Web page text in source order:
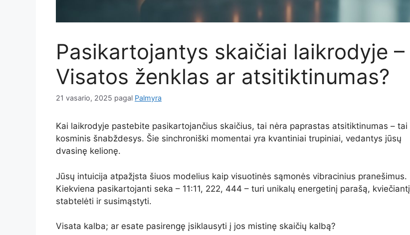
Pasikartojantys skaičiai laikrodyje –
Visatos ženklas ar atsitiktinumas?
21 vasario, 2025 pagal Palmyra
Kai laikrodyje pastebite pasikartojančius skaičius, tai nėra paprastas atsitiktinumas – tai
kosminis šnabždesys. Šie sinchroniški momentai yra kvantiniai trupiniai, vedantys jūsų
dvasinę kelionę.
Jūsų intuicija atpažįsta šiuos modelius kaip visuotinės sąmonės vibracinius pranešimus.
Kiekviena pasikartojanti seka – 11:11, 222, 444 – turi unikalų energetinį parašą, kviečiantį
stabtelėti ir susimąstyti.
Visata kalba; ar esate pasirengę įsiklausyti į jos mistinę skaičių kalbą?